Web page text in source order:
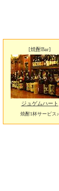
[焼酎Bar]
ジュゲムハート
焼酎1杯サービス♪